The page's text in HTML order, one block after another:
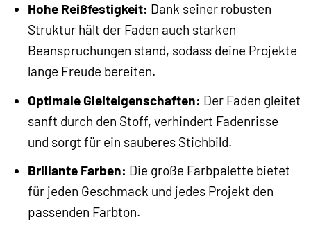
Hohe Reißfestigkeit: Dank seiner robusten
Struktur hält der Faden auch starken
Beanspruchungen stand, sodass deine Projekte
lange Freude bereiten.
Optimale Gleiteigenschaften: Der Faden gleitet
sanft durch den Stoff, verhindert Fadenrisse
und sorgt für ein sauberes Stichbild.
Brillante Farben: Die große Farbpalette bietet
für jeden Geschmack und jedes Projekt den
passenden Farbton.